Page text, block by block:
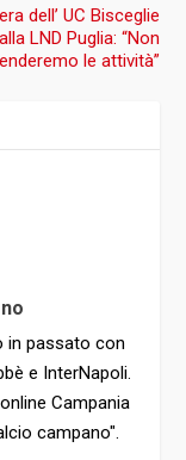
dell’ UC Bisceglie
alla LND Puglia: “Non
le attività”
in passato con
e InterNapoli.
Campania
campano".